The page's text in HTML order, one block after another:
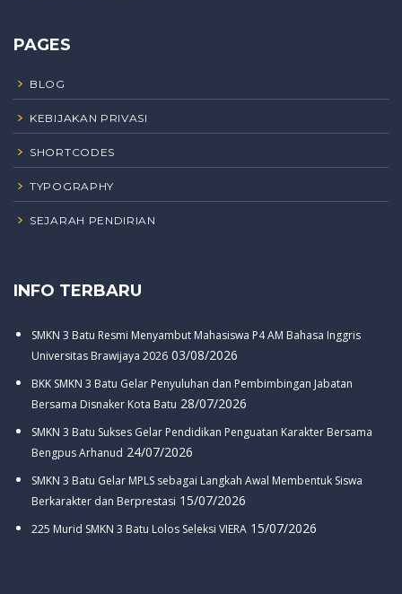
PAGES
BLOG
KEBIJAKAN PRIVASI
SHORTCODES
TYPOGRAPHY
SEJARAH PENDIRIAN
INFO TERBARU
SMKN 3 Batu Resmi Menyambut Mahasiswa P4 AM Bahasa Inggris
Universitas Brawijaya 2026 03/08/2026
BKK SMKN 3 Batu Gelar Penyuluhan dan Pembimbingan Jabatan
Bersama Disnaker Kota Batu 28/07/2026
SMKN 3 Batu Sukses Gelar Pendidikan Penguatan Karakter Bersama
Bengpus Arhanud 24/07/2026
SMKN 3 Batu Gelar MPLS sebagai Langkah Awal Membentuk Siswa
Berkarakter dan Berprestasi 15/07/2026
225 Murid SMKN 3 Batu Lolos Seleksi VIERA 15/07/2026